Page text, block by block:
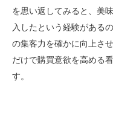
を思い返してみると、美
入したという経験がある
の集客力を確かに向上さ
だけで購買意欲を高める
す。